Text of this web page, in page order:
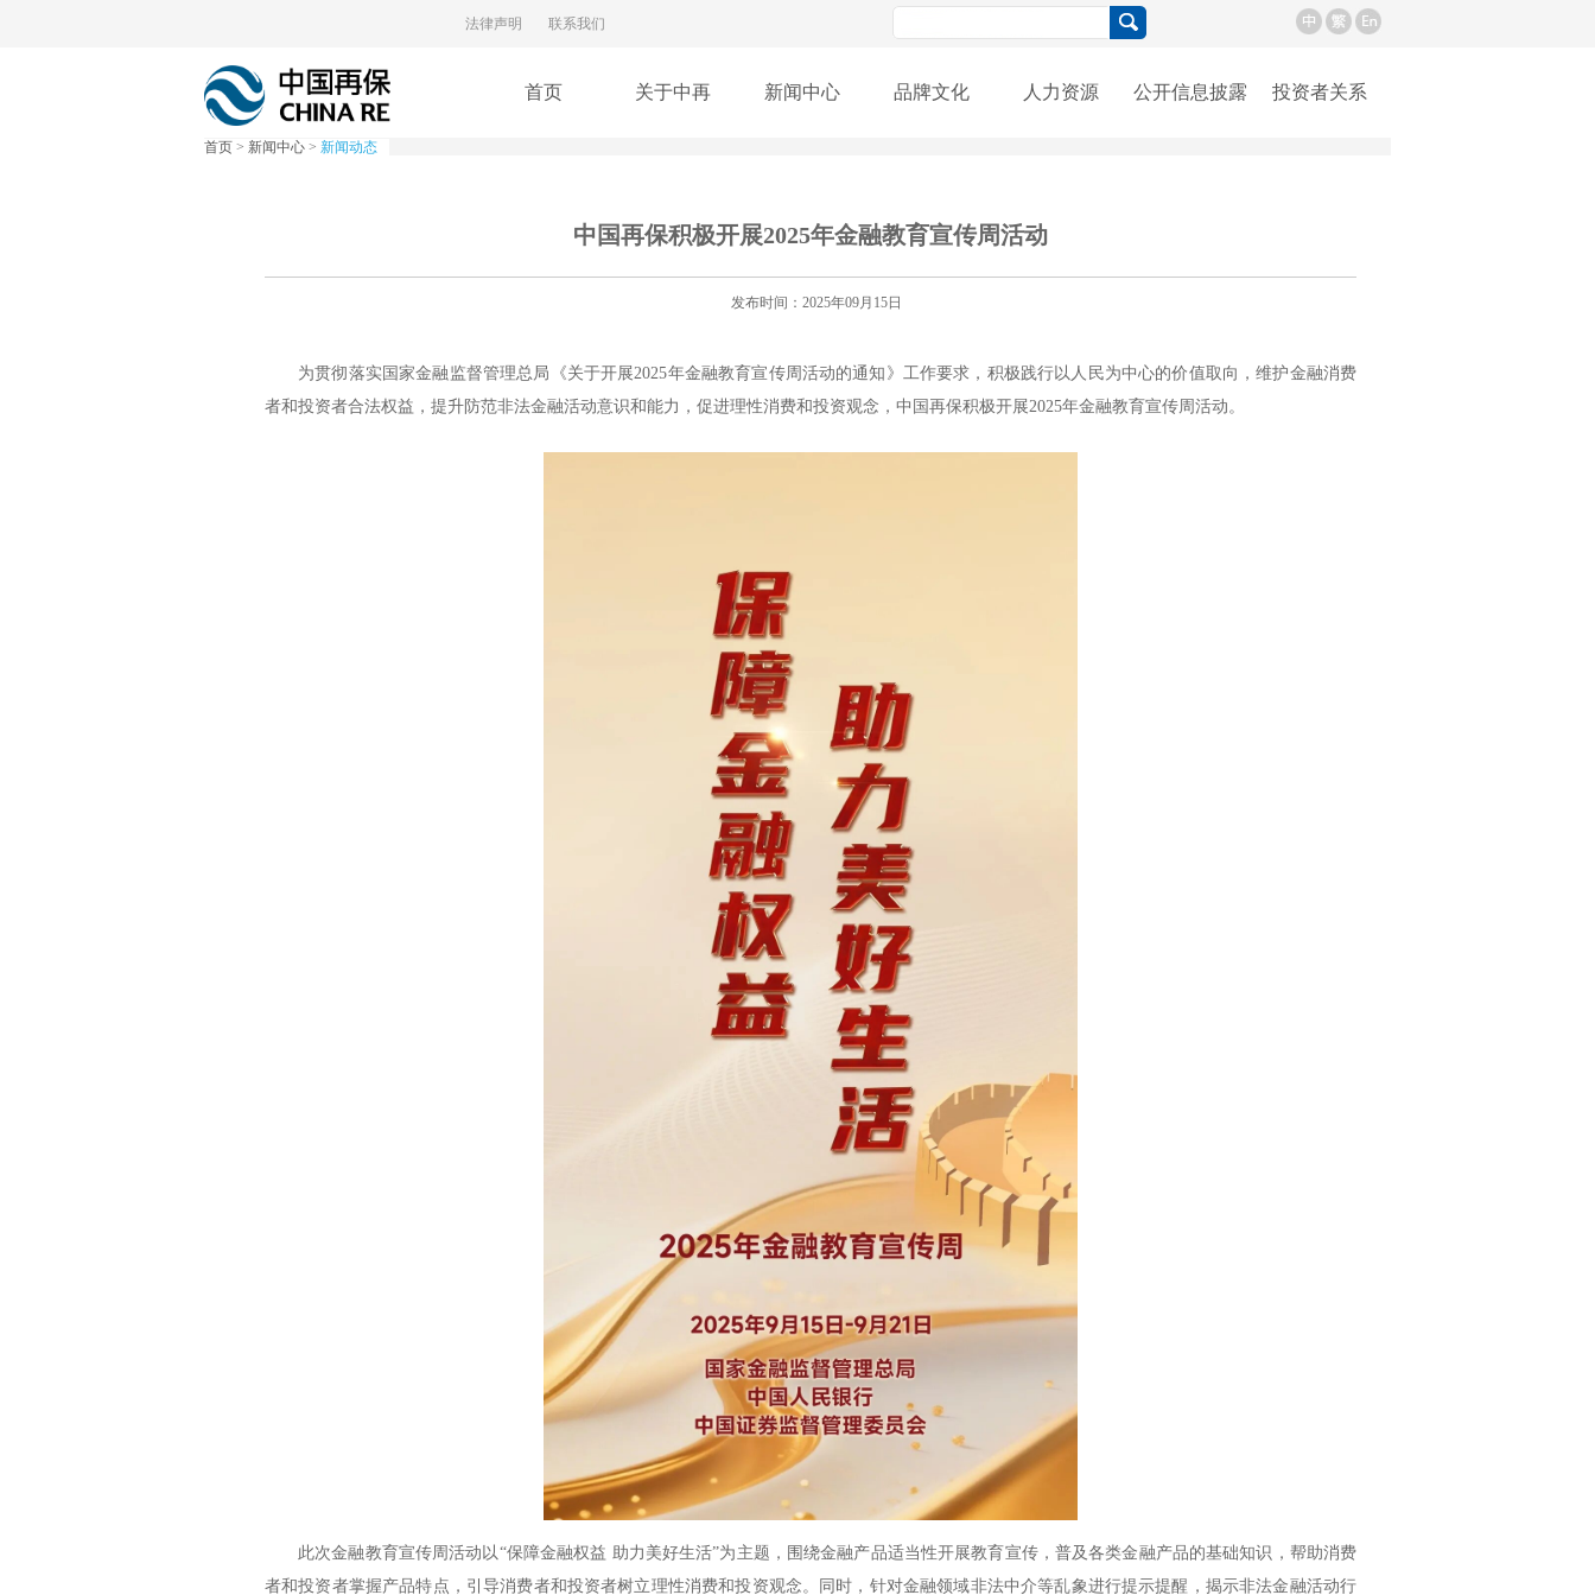
法律声明 联系我们
首页 关于中再 新闻中心 品牌文化 人力资源 公开信息披露 投资者关系
首页 > 新闻中心 > 新闻动态
中国再保积极开展2025年金融教育宣传周活动
发布时间：2025年09月15日
为贯彻落实国家金融监督管理总局《关于开展2025年金融教育宣传周活动的通知》工作要求，积极践行以人民为中心的价值取向，维护金融消费
者和投资者合法权益，提升防范非法金融活动意识和能力，促进理性消费和投资观念，中国再保积极开展2025年金融教育宣传周活动。
此次金融教育宣传周活动以“保障金融权益 助力美好生活”为主题，围绕金融产品适当性开展教育宣传，普及各类金融产品的基础知识，帮助消费
者和投资者掌握产品特点，引导消费者和投资者树立理性消费和投资观念。同时，针对金融领域非法中介等乱象进行提示提醒，揭示非法金融活动行